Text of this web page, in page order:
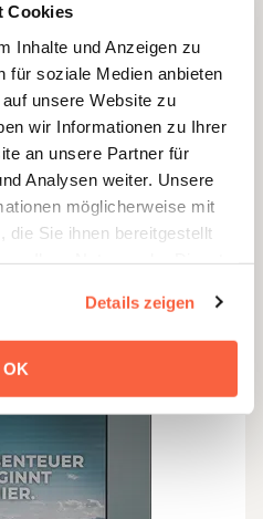
Cookies
Inhalte und Anzeigen zu
für soziale Medien anbieten
unsere Website zu
wir Informationen zu Ihrer
an unsere Partner für
Analysen weiter. Unsere
möglicherweise mit
die Sie ihnen bereitgestellt
Details zeigen
OK